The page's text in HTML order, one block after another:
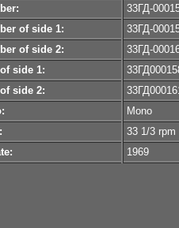
33ГД-
of side 1:
33ГД-
of side 2:
33ГД-
side 1:
side 2:
Mono
33 1/3 rpm
1969